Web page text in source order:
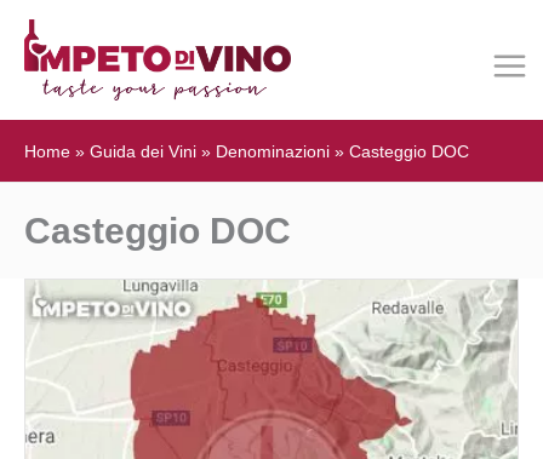
Home » Guida dei Vini » Denominazioni » Casteggio DOC
Casteggio DOC